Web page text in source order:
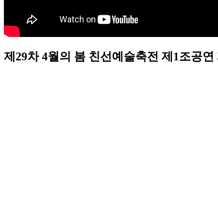
제29차 4월의 봄 친선예술축전 제1조공